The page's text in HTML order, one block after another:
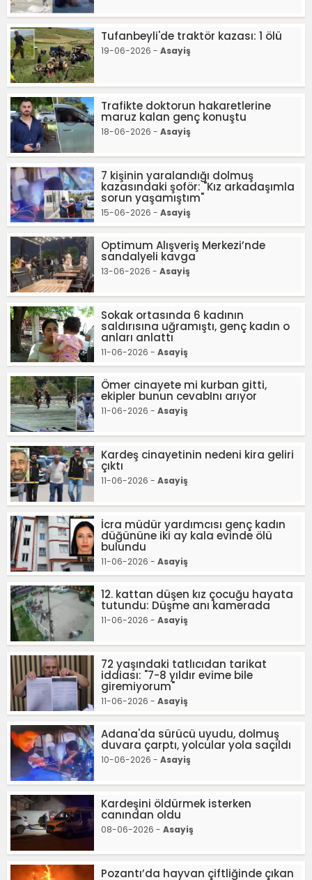
Tufanbeyli'de traktör kazası: 1 ölü
19-06-2026 - Asayiş
Trafikte doktorun hakaretlerine
maruz kalan genç konuştu
18-06-2026 - Asayiş
7 kişinin yaralandığı dolmuş
kazasındaki şoför: "Kız arkadaşımla
sorun yaşamıştım"
15-06-2026 - Asayiş
Optimum Alışveriş Merkezi’nde
sandalyeli kavga
13-06-2026 - Asayiş
Sokak ortasında 6 kadının
saldırısına uğramıştı, genç kadın o
anları anlattı
11-06-2026 - Asayiş
Ömer cinayete mi kurban gitti,
ekipler bunun cevabInı arıyor
11-06-2026 - Asayiş
Kardeş cinayetinin nedeni kira geliri
çıktı
11-06-2026 - Asayiş
İcra müdür yardımcısı genç kadın
düğününe iki ay kala evinde ölü
bulundu
11-06-2026 - Asayiş
12. kattan düşen kız çocuğu hayata
tutundu: Düşme anı kamerada
11-06-2026 - Asayiş
72 yaşındaki tatlıcıdan tarikat
iddiası: "7-8 yıldır evime bile
giremiyorum"
11-06-2026 - Asayiş
Adana'da sürücü uyudu, dolmuş
duvara çarptı, yolcular yola saçıldı
10-06-2026 - Asayiş
Kardeşini öldürmek isterken
canından oldu
08-06-2026 - Asayiş
Pozantı’da hayvan çiftliğinde çıkan